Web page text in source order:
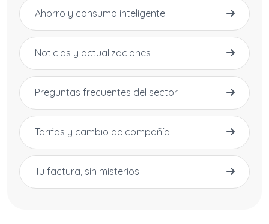
Ahorro y consumo inteligente
Noticias y actualizaciones
Preguntas frecuentes del sector
Tarifas y cambio de compañía
Tu factura, sin misterios